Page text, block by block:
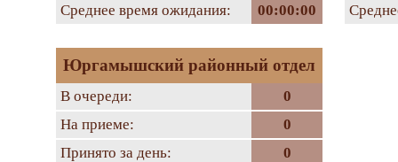
Среднее время ожидания:
00:00:00
Юргамышский районный отдел
В очереди:
0
На приеме:
0
Принято за день:
0